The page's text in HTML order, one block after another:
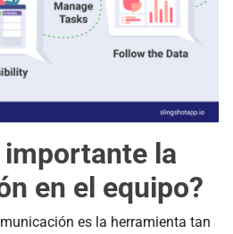
importante la
en el equipo?
es la herramienta tan